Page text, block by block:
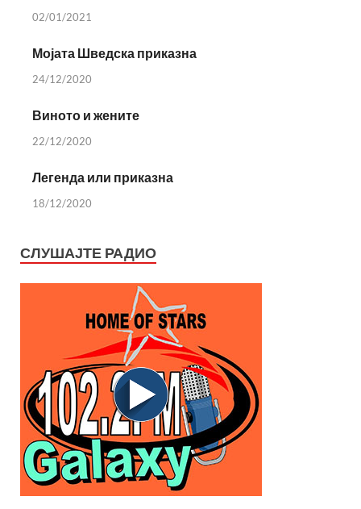
02/01/2021
Мојата Шведска приказна
24/12/2020
Виното и жените
22/12/2020
Легенда или приказна
18/12/2020
СЛУШАЈТЕ РАДИО